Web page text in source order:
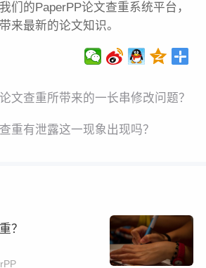
们的PaperPP论文查重系统平台，
来最新的论文知识。
文查重所带来的一长串修改问题？
重有泄露这一现象出现吗？
？